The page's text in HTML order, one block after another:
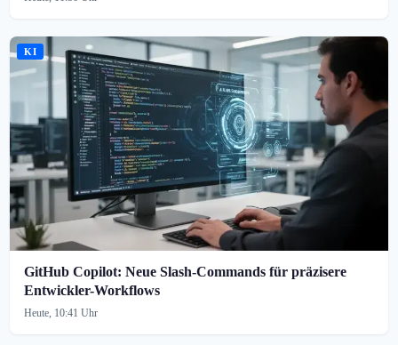
KI
GitHub Copilot: Neue Slash-Commands für präzisere
Entwickler-Workflows
Heute, 10:41 Uhr